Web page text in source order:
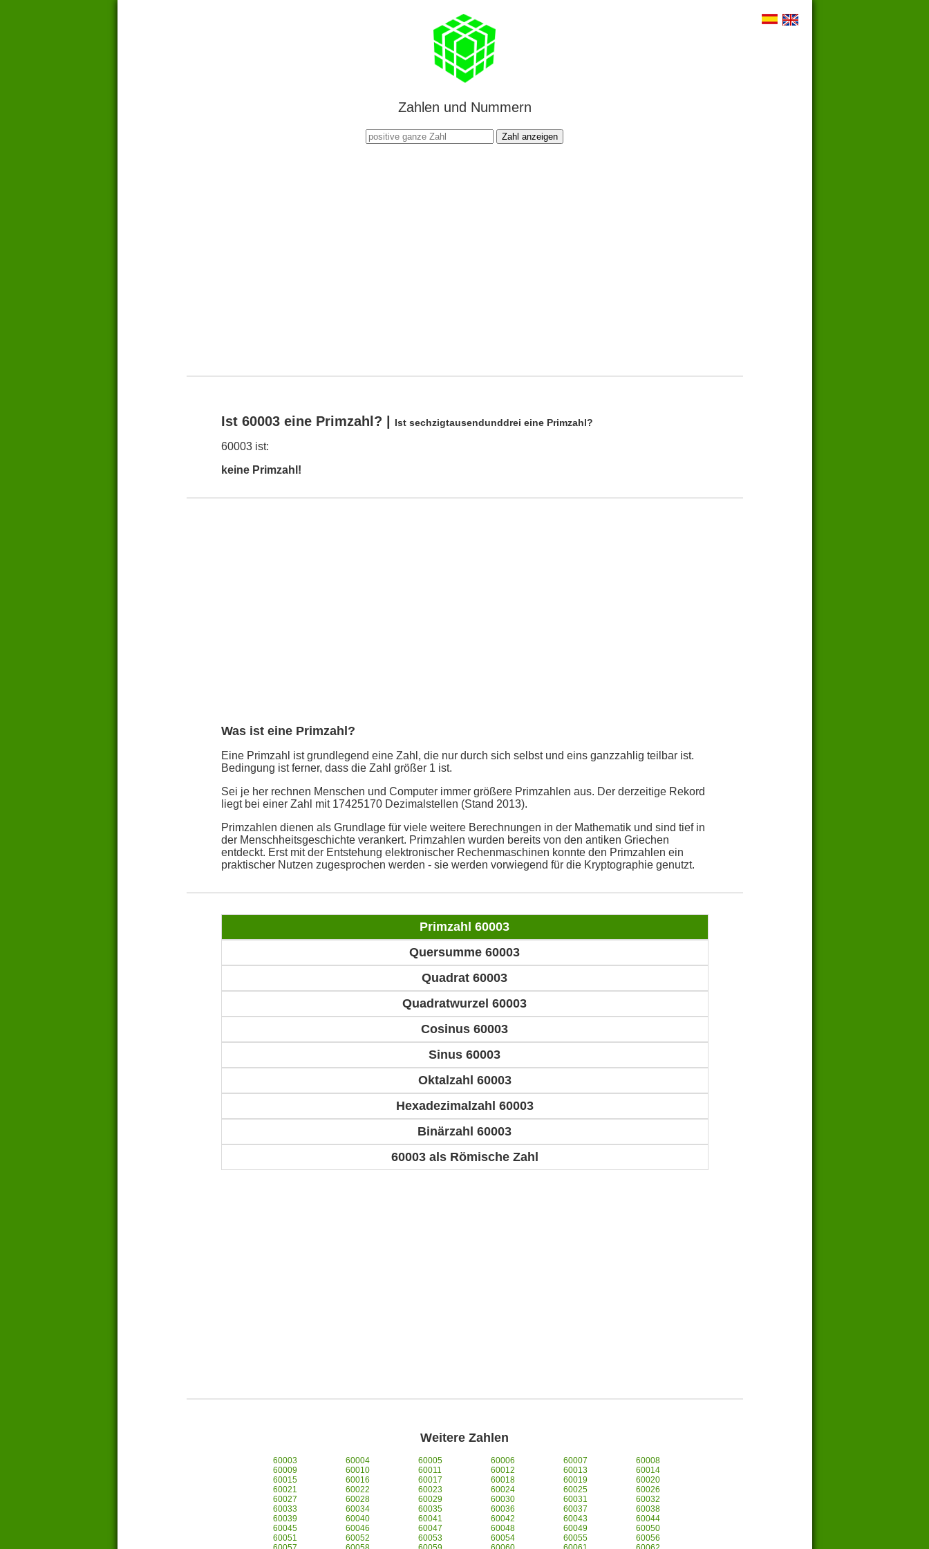
Zahlen und Nummern
Zahl anzeigen
Ist 60003 eine Primzahl? | Ist sechzigtausendunddrei eine Primzahl?
60003 ist:
keine Primzahl!
Was ist eine Primzahl?
Eine Primzahl ist grundlegend eine Zahl, die nur durch sich selbst und eins ganzzahlig teilbar ist.
Bedingung ist ferner, dass die Zahl größer 1 ist.
Sei je her rechnen Menschen und Computer immer größere Primzahlen aus. Der derzeitige Rekord
liegt bei einer Zahl mit 17425170 Dezimalstellen (Stand 2013).
Primzahlen dienen als Grundlage für viele weitere Berechnungen in der Mathematik und sind tief in
der Menschheitsgeschichte verankert. Primzahlen wurden bereits von den antiken Griechen
entdeckt. Erst mit der Entstehung elektronischer Rechenmaschinen konnte den Primzahlen ein
praktischer Nutzen zugesprochen werden - sie werden vorwiegend für die Kryptographie genutzt.
Primzahl 60003
Quersumme 60003
Quadrat 60003
Quadratwurzel 60003
Cosinus 60003
Sinus 60003
Oktalzahl 60003
Hexadezimalzahl 60003
Binärzahl 60003
60003 als Römische Zahl
Weitere Zahlen
60003 60004 60005 60006 60007
60008
60009
60010 60011 60012 60013
60014
60015
60016 60017 60018 60019
60020
60021
60022 60023 60024 60025
60026
60027
60028 60029 60030 60031
60032
60033
60034 60035 60036 60037
60038
60039
60040 60041 60042 60043
60044
60045
60046 60047 60048 60049
60050
60051
60052 60053 60054 60055
60056